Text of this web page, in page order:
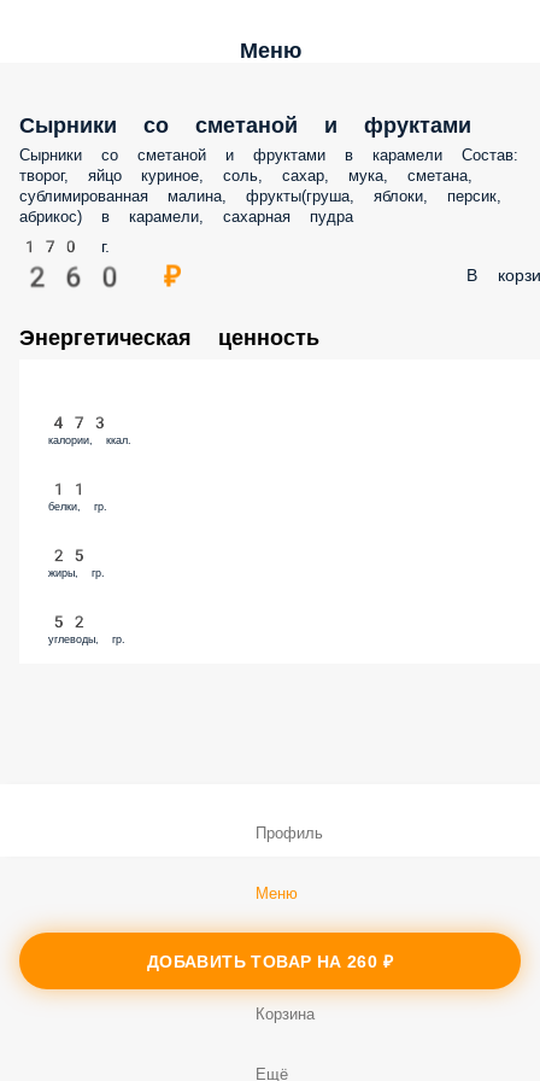
Меню
Сырники со сметаной и фруктами
Сырники со сметаной и фруктами в карамели Состав:
творог, яйцо куриное, соль, сахар, мука, сметана,
сублимированная малина, фрукты(груша, яблоки, персик,
абрикос) в карамели, сахарная пудра
170 г.
260 ₽ В
Энергетическая ценность
473
калории, ккал.
11
белки, гр.
25
жиры, гр.
52
углеводы, гр.
ДОБАВИТЬ ТОВАР НА260 ₽
Профиль
Меню
Заказы
Корзина
Ещё